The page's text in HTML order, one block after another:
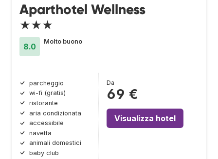
Aparthotel Wellness
★★★
8.0
Molto buono
parcheggio
wi-fi (gratis)
ristorante
aria condizionata
accessibile
navetta
animali domestici
baby club
Da
69 €
Visualizza hotel